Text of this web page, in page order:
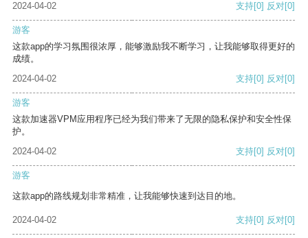
2024-04-02
支持[0] 反对[0]
游客
这款app的学习氛围很浓厚，能够激励我不断学习，让我能够取得更好的
成绩。
2024-04-02
支持[0] 反对[0]
游客
这款加速器VPM应用程序已经为我们带来了无限的隐私保护和安全性保
护。
2024-04-02
支持[0] 反对[0]
游客
这款app的路线规划非常精准，让我能够快速到达目的地。
2024-04-02 支持[0] 反对[0]